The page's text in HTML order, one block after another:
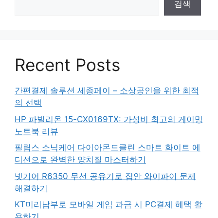
검색
Recent Posts
간편결제 솔루션 세종페이 – 소상공인을 위한 최적
의 선택
HP 파빌리온 15-CX0169TX: 가성비 최고의 게이밍
노트북 리뷰
필립스 소닉케어 다이아몬드클린 스마트 화이트 에
디션으로 완벽한 양치질 마스터하기
넷기어 R6350 무선 공유기로 집안 와이파이 문제
해결하기
KT미리납부로 모바일 게임 과금 시 PC결제 혜택 활